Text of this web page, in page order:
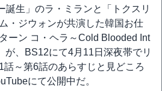
誕生」のラ・ミランと「トクスリ
・ジウォンが共演した韓国お仕
ーン コ・ヘラ～Cold Blooded Int
が、BS12にて4月11日深夜帯でリ
話～第6話のあらすじと見どころ
にて公開中だ。